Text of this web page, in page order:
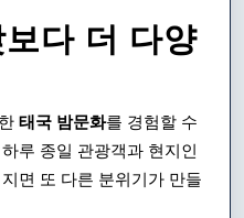
과
현
여
행
다 더 다양
태국 밤문화를 경험할 수
루 종일 관광객과 현지인
면 또 다른 분위기가 만들